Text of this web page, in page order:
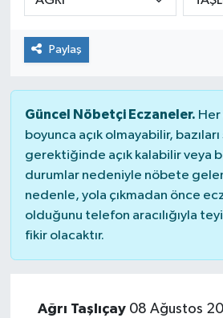
Paylaş
Güncel Nöbetçi Eczaneler.
boyunca açık olmayabilir,
gerektiğinde açık kalabilir veya
durumlar nedeniyle nöbete
nedenle, yola çıkmadan önce
olduğunu telefon aracılığıyla
fikir olacaktır.
Ağrı Taşlıçay08 Ağustos